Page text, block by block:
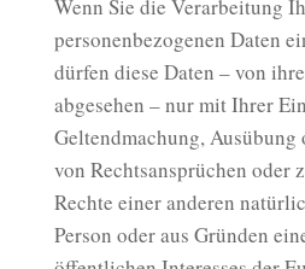
Wenn Sie die Verarbeitung
personenbezogenen Daten
dürfen diese Daten – von
abgesehen – nur mit Ihrer
Geltendmachung,
von Rechtsansprüchen oder
Rechte einer anderen
Person oder aus Gründen